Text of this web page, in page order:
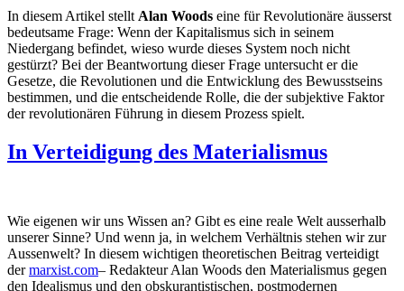
In diesem Artikel stelltAlan Woods eine für Revolutionäre äusserst
bedeutsame Frage: Wenn der Kapitalismus sich in seinem
Niedergang befindet, wieso wurde dieses System noch nicht
gestürzt? Bei der Beantwortung dieser Frage untersucht er die
Gesetze, die Revolutionen und die Entwicklung des Bewusstseins
bestimmen, und die entscheidende Rolle, die der subjektive Faktor
der revolutionären Führung in diesem Prozess spielt.
In Verteidigung des Materialismus
Wie eigenen wir uns Wissen an? Gibt es eine reale Welt ausserhalb
unserer Sinne? Und wenn ja, in welchem Verhältnis stehen wir zur
Aussenwelt? In diesem wichtigen theoretischen Beitrag verteidigt
dermarxist.com– Redakteur Alan Woods den Materialismus gegen
den Idealismus und den obskurantistischen, postmodernen